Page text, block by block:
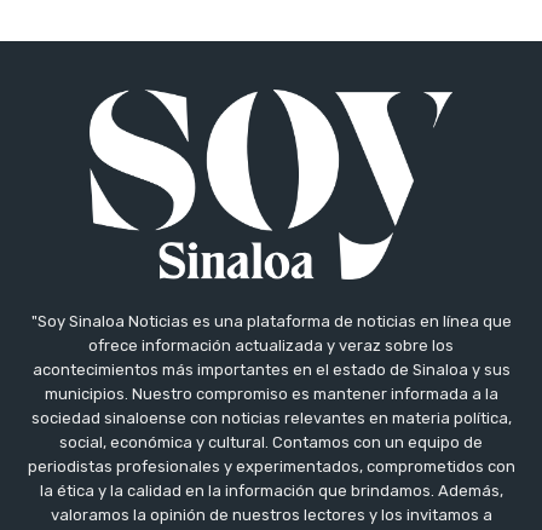
"Soy Sinaloa Noticias es una plataforma de noticias en línea que
ofrece información actualizada y veraz sobre los
acontecimientos más importantes en el estado de Sinaloa y sus
municipios. Nuestro compromiso es mantener informada a la
sociedad sinaloense con noticias relevantes en materia política,
social, económica y cultural. Contamos con un equipo de
periodistas profesionales y experimentados, comprometidos con
la ética y la calidad en la información que brindamos. Además,
valoramos la opinión de nuestros lectores y los invitamos a